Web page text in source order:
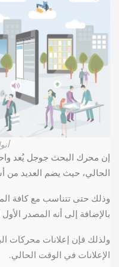
إن محرك البحث جوجل يُعد
الحالي، حيث يضم العديد من
وذلك حتى تتناسب مع كافة
بالإضافة إلى أنه المصدر
ولذلك فإن إعلانات محركات
الإعلانات في الوقت الحالي.